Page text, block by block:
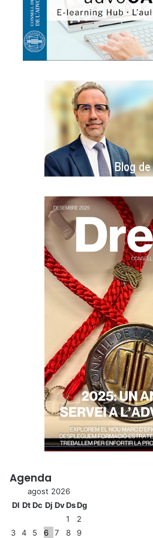
Agenda
agost 2026
Dl DtDc Dj DvDsDg
1
2
3
4 5 6 7 8
9